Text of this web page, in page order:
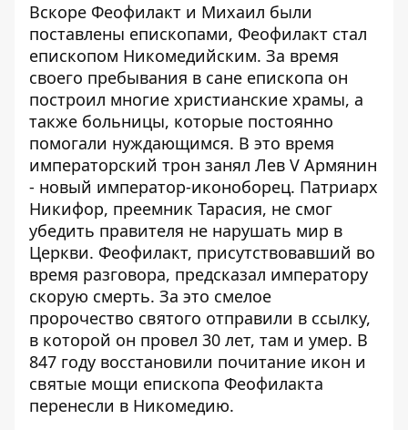
Вскоре Феофилакт и Михаил были
поставлены епископами, Феофилакт стал
епископом Никомедийским. За время
своего пребывания в сане епископа он
построил многие христианские храмы, а
также больницы, которые постоянно
помогали нуждающимся. В это время
императорский трон занял Лев V Армянин
- новый император-иконоборец. Патриарх
Никифор, преемник Тарасия, не смог
убедить правителя не нарушать мир в
Церкви. Феофилакт, присутствовавший во
время разговора, предсказал императору
скорую смерть. За это смелое
пророчество святого отправили в ссылку,
в которой он провел 30 лет, там и умер. В
847 году восстановили почитание икон и
святые мощи епископа Феофилакта
перенесли в Никомедию.